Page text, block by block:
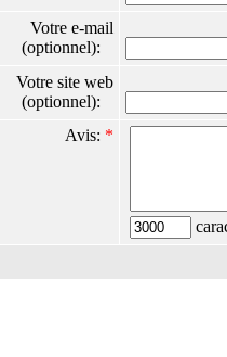
Votre e-mail
(optionnel):
Votre site web
(optionnel):
Avis: *